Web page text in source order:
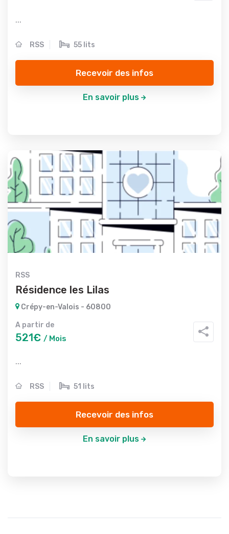
...
RSS 55 lits
Recevoir des infos
En savoir plus
RSS
Résidence les Lilas
Crépy-en-Valois - 60800
A partir de
521€ / Mois
...
RSS 51 lits
Recevoir des infos
En savoir plus